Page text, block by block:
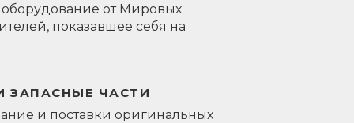
оборудование от Мировых
показавшее себя на
ЗАПАСНЫЕ ЧАСТИ
и поставки оригинальных